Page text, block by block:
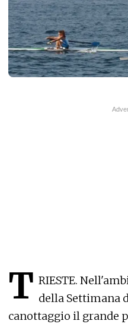
T RIESTE.
della Settimana
canottaggio il grande